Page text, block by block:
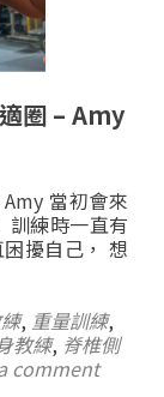
圈 – Amy
當初會來
訓練時一直有
擾自己， 想
, 重量訓練,
教練, 脊椎側
comment